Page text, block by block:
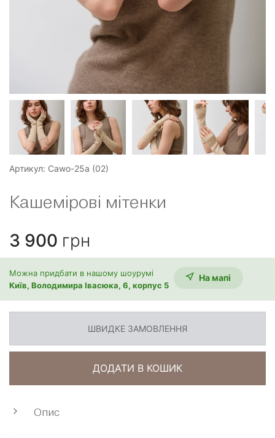
Артикул: Cawo-25а (02)
Кашемірові мітенки
3 900 грн
Можна придбати в нашому шоурумі
Київ, Володимира Івасюка, 6, корпус 5
На мапi
ШВИДКЕ ЗАМОВЛЕННЯ
ДОДАТИ В КОШИК
Опис